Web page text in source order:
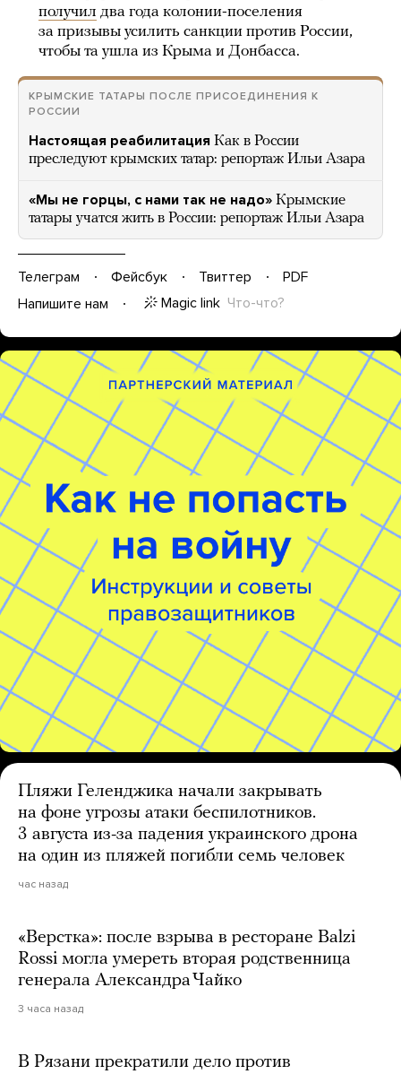
получил два года колонии-поселения
за призывы усилить санкции против России,
чтобы та ушла из Крыма и Донбасса.
КРЫМСКИЕ ТАТАРЫ ПОСЛЕ ПРИСОЕДИНЕНИЯ К
РОССИИ
Настоящая реабилитация Как в России
преследуют крымских татар: репортаж Ильи Азара
«Мы не горцы, с нами так не надо» Крымские
татары учатся жить в России: репортаж Ильи Азара
Телеграм Фейсбук Твиттер
PDF
Напишите нам
Magic link Что-что?
Пляжи Геленджика начали закрывать
на фоне угрозы атаки беспилотников.
3 августа из-за падения украинского дрона
на один из пляжей погибли семь человек
час назад
«Верстка»: после взрыва в ресторане Balzi
Rossi могла умереть вторая родственница
генерала Александра Чайко
3 часа назад
В Рязани прекратили дело против